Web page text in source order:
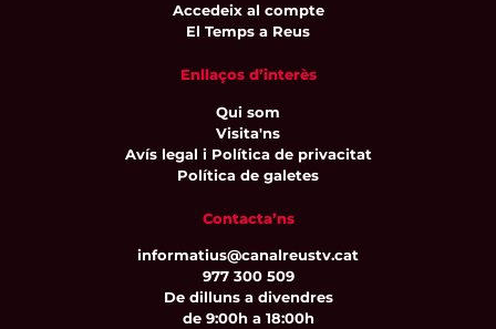
Accedeix al compte
El Temps a Reus
Enllaços d’interès
Qui som
Visita'ns
Avís legal i Política de privacitat
Política de galetes
Contacta’ns
informatius@canalreustv.cat
977 300 509
De dilluns a divendres
de 9:00h a 18:00h